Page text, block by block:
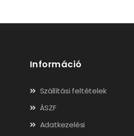
Információ
Szállítási feltételek
ÁSZF
Adatkezelési